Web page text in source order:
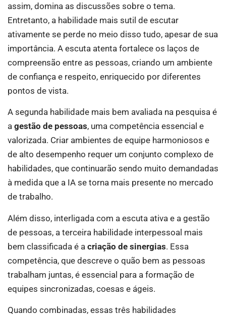
assim, domina as discussões sobre o tema.
Entretanto, a habilidade mais sutil de escutar
ativamente se perde no meio disso tudo, apesar de sua
importância. A escuta atenta fortalece os laços de
compreensão entre as pessoas, criando um ambiente
de confiança e respeito, enriquecido por diferentes
pontos de vista.
A segunda habilidade mais bem avaliada na pesquisa é
a gestão de pessoas, uma competência essencial e
valorizada. Criar ambientes de equipe harmoniosos e
de alto desempenho requer um conjunto complexo de
habilidades, que continuarão sendo muito demandadas
à medida que a IA se torna mais presente no mercado
de trabalho.
Além disso, interligada com a escuta ativa e a gestão
de pessoas, a terceira habilidade interpessoal mais
bem classificada é a criação de sinergias. Essa
competência, que descreve o quão bem as pessoas
trabalham juntas, é essencial para a formação de
equipes sincronizadas, coesas e ágeis.
Quando combinadas, essas três habilidades